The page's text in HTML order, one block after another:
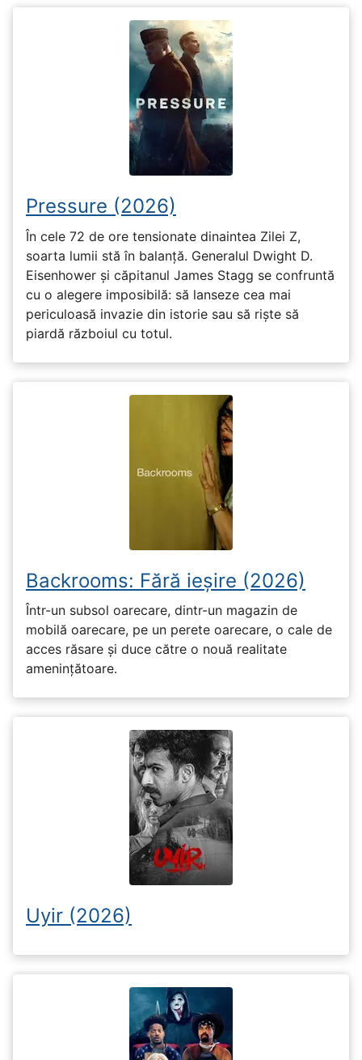
Pressure (2026)
În cele 72 de ore tensionate dinaintea Zilei Z,
soarta lumii stă în balanță. Generalul Dwight D.
Eisenhower și căpitanul James Stagg se confruntă
cu o alegere imposibilă: să lanseze cea mai
periculoasă invazie din istorie sau să riște să
piardă războiul cu totul.
Backrooms: Fără ieșire (2026)
Într-un subsol oarecare, dintr-un magazin de
mobilă oarecare, pe un perete oarecare, o cale de
acces răsare și duce către o nouă realitate
amenințătoare.
Uyir (2026)